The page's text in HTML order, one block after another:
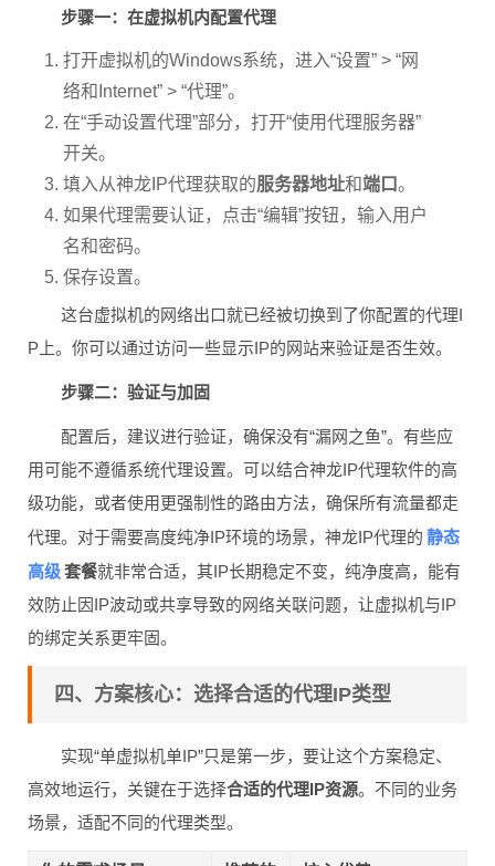
步骤一：在虚拟机内配置代理
打开虚拟机的Windows系统，进入“设置” > “网
络和Internet” > “代理”。
在“手动设置代理”部分，打开“使用代理服务器”
开关。
填入从神龙IP代理获取的服务器地址和端口。
如果代理需要认证，点击“编辑”按钮，输入用户
名和密码。
保存设置。
这台虚拟机的网络出口就已经被切换到了你配置的代理I
P上。你可以通过访问一些显示IP的网站来验证是否生效。
步骤二：验证与加固
配置后，建议进行验证，确保没有“漏网之鱼”。有些应
用可能不遵循系统代理设置。可以结合神龙IP代理软件的高
级功能，或者使用更强制性的路由方法，确保所有流量都走
代理。对于需要高度纯净IP环境的场景，神龙IP代理的 静态
高级套餐就非常合适，其IP长期稳定不变，纯净度高，能有
效防止因IP波动或共享导致的网络关联问题，让虚拟机与IP
的绑定关系更牢固。
四、方案核心：选择合适的代理IP类型
实现“单虚拟机单IP”只是第一步，要让这个方案稳定、
高效地运行，关键在于选择合适的代理IP资源。不同的业务
场景，适配不同的代理类型。